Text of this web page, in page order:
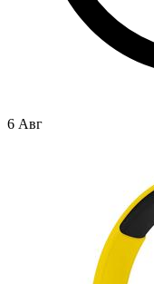
6 Авг